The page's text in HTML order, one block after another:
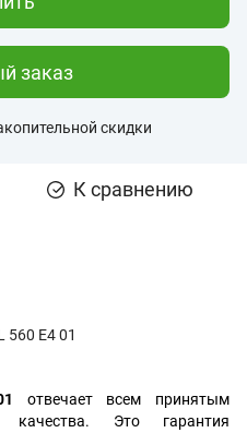
заказ
скидки
К сравнению
отвечает всем принятым
качества. Это гарантия